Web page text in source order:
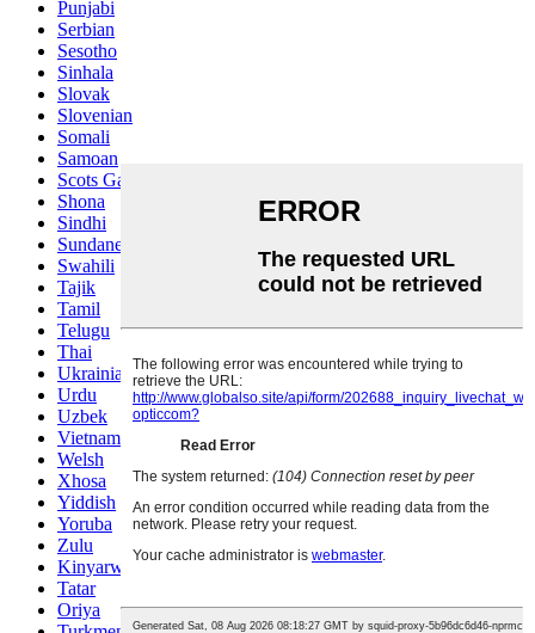
Punjabi
Serbian
Sesotho
Sinhala
Slovak
Slovenian
Somali
Samoan
Scots Gaelic
Shona
Sindhi
Sundanese
Swahili
Tajik
Tamil
Telugu
Thai
Ukrainian
Urdu
Uzbek
Vietnamese
Welsh
Xhosa
Yiddish
Yoruba
Zulu
Kinyarwanda
Tatar
Oriya